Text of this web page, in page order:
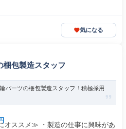
気になる
梱包製造スタッフ
パーツの梱包製造スタッフ！積極採用
オススメ≫ ・製造の仕事に興味があ